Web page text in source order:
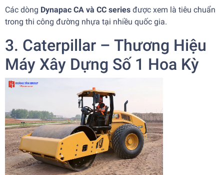
Các dòng Dynapac CA và CC series được xem là tiêu chuẩn
trong thi công đường nhựa tại nhiều quốc gia.
3. Caterpillar – Thương Hiệu
Máy Xây Dựng Số 1 Hoa Kỳ